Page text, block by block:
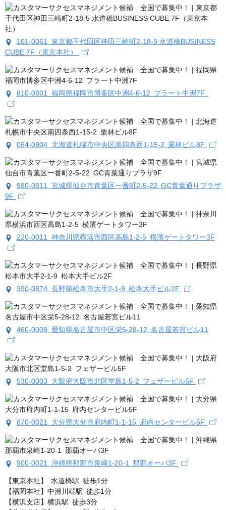
101-0061 東京都千代田区神田三崎町2-18-5 水道橋BUSINESS
CUBE 7F（東京本社）
810-0801 福岡県福岡市博多区中洲4-6-12 プラート中洲7F
064-0804 北海道札幌市中央区南四条西1-15-2 栗林ビル8F
980-0811 宮城県仙台市青葉区一番町2-5-22 GC青葉通りプラザ
9F
220-0011 神奈川県横浜市西区高島1-2-5 横濱ゲートタワー3F
390-0874 長野県松本市大手2-1-9 松本大手ビル2F
460-0008 愛知県名古屋市中区栄5-28-12 名古屋若宮ビル11
530-0003 大阪府大阪市北区堂島1-5-2 フェザービル5F
870-0021 大分県大分市府内町1-1-15 府内センタービル5F
900-0021 沖縄県那覇市泉崎1-20-1 那覇オーパ3F
【東京本社】 水道橋駅 徒歩1分
【福岡本社】中洲川端駅 徒歩1分
【横浜支店】横浜駅 徒歩3分